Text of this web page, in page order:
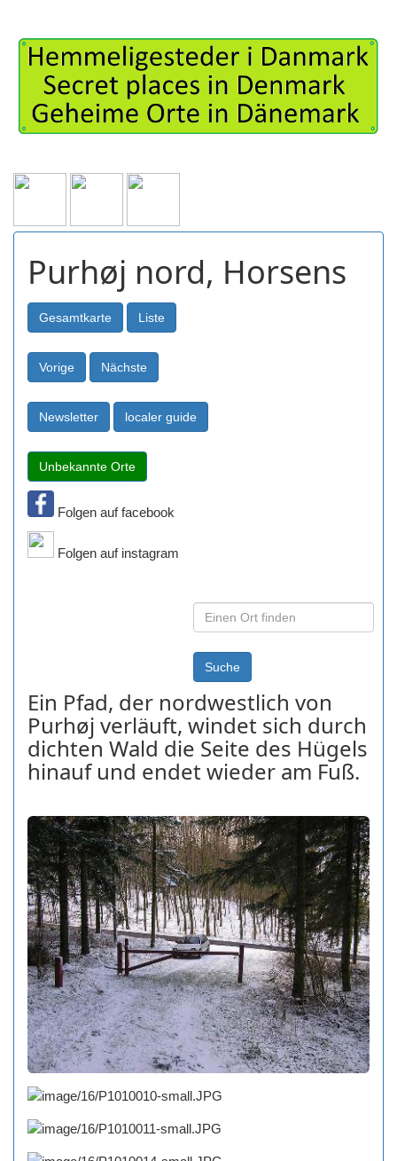
Purhøj nord, Horsens
Folgen auf facebook
Folgen auf instagram
Ein Pfad, der nordwestlich von
Purhøj verläuft, windet sich durch
dichten Wald die Seite des Hügels
hinauf und endet wieder am Fuß.